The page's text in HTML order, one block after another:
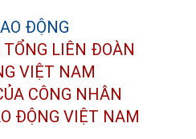
TỔNG LIÊN ĐOÀN
VIỆT NAM
CÔNG NHÂN
ĐỘNG VIỆT NAM